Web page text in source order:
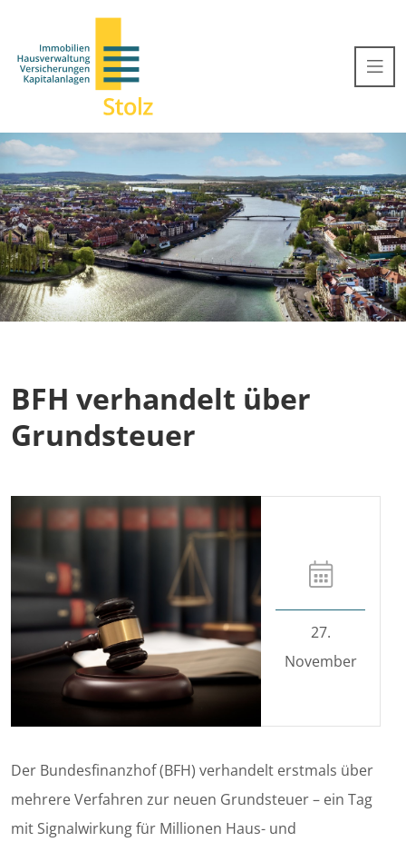
BFH verhandelt über
Grundsteuer
27.
November
Der Bundesfinanzhof (BFH) verhandelt erstmals über
mehrere Verfahren zur neuen Grundsteuer – ein Tag
mit Signalwirkung für Millionen Haus- und